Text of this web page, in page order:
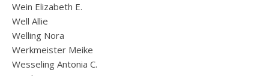
Wein Elizabeth E.
Well Allie
Welling Nora
Werkmeister Meike
Wesseling Antonia C.